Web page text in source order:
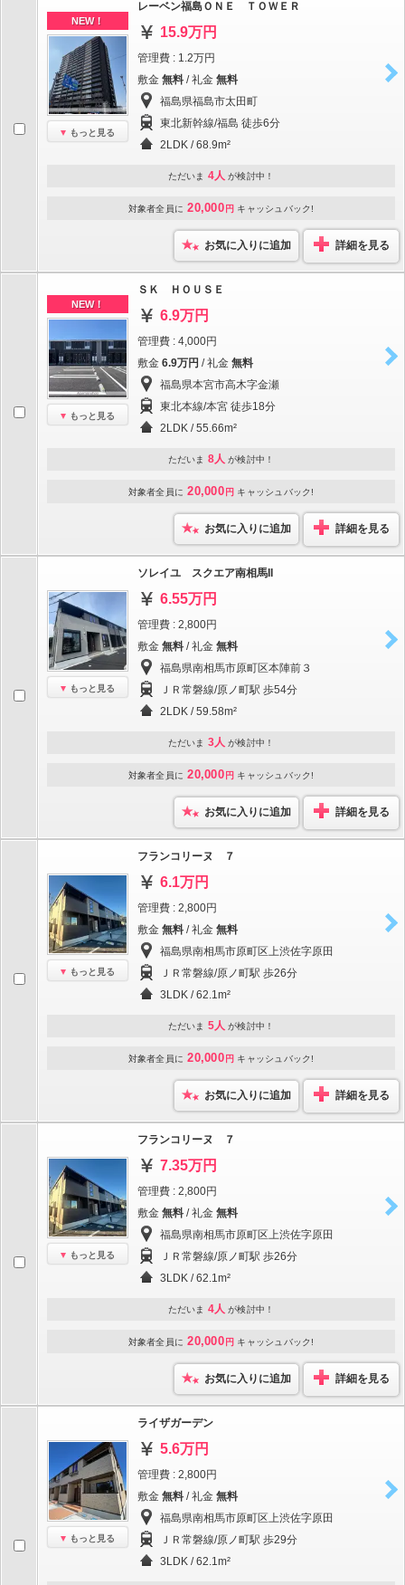
NEW！
もっと見る
レーベン福島ＯＮＥ ＴＯＷＥＲ
15.9万円
管理費 : 1.2万円
敷金 無料 / 礼金 無料
福島県福島市太田町
東北新幹線/福島 徒歩6分
2LDK / 68.9m²
ただいま 4人 が検討中！
対象者全員に 20,000 円 キャッシュバック!
お気に入りに追加 詳細を見る
NEW！
もっと見る
ＳＫ ＨＯＵＳＥ
6.9万円
管理費 : 4,000円
敷金 6.9万円 / 礼金 無料
福島県本宮市高木字金瀬
東北本線/本宮 徒歩18分
2LDK / 55.66m²
ただいま 8人 が検討中！
対象者全員に 20,000 円 キャッシュバック!
お気に入りに追加 詳細を見る
もっと見る
ソレイユ スクエア南相馬II
6.55万円
管理費 : 2,800円
敷金 無料 / 礼金 無料
福島県南相馬市原町区本陣前３
ＪＲ常磐線/原ノ町駅 歩54分
2LDK / 59.58m²
ただいま 3人 が検討中！
対象者全員に 20,000 円 キャッシュバック!
お気に入りに追加 詳細を見る
もっと見る
フランコリーヌ ７
6.1万円
管理費 : 2,800円
敷金 無料 / 礼金 無料
福島県南相馬市原町区上渋佐字原田
ＪＲ常磐線/原ノ町駅 歩26分
3LDK / 62.1m²
ただいま 5人 が検討中！
対象者全員に 20,000 円 キャッシュバック!
お気に入りに追加 詳細を見る
もっと見る
フランコリーヌ ７
7.35万円
管理費 : 2,800円
敷金 無料 / 礼金 無料
福島県南相馬市原町区上渋佐字原田
ＪＲ常磐線/原ノ町駅 歩26分
3LDK / 62.1m²
ただいま 4人 が検討中！
対象者全員に 20,000 円 キャッシュバック!
お気に入りに追加 詳細を見る
もっと見る
ライザガーデン
5.6万円
管理費 : 2,800円
敷金 無料 / 礼金 無料
福島県南相馬市原町区上渋佐字原田
ＪＲ常磐線/原ノ町駅 歩29分
3LDK / 62.1m²